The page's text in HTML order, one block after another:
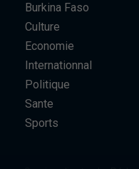
Burkina Faso
Culture
Economie
Internationnal
Politique
Sante
Sports